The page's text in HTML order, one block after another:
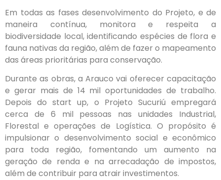
Em todas as fases desenvolvimento do Projeto, e de
maneira contínua, monitora e respeita a
biodiversidade local, identificando espécies de flora e
fauna nativas da região, além de fazer o mapeamento
das áreas prioritárias para conservação.
Durante as obras, a Arauco vai oferecer capacitação
e gerar mais de 14 mil oportunidades de trabalho.
Depois do start up, o Projeto Sucuriú empregará
cerca de 6 mil pessoas nas unidades Industrial,
Florestal e operações de Logística. O propósito é
impulsionar o desenvolvimento social e econômico
para toda região, fomentando um aumento na
geração de renda e na arrecadação de impostos,
além de contribuir para atrair investimentos.